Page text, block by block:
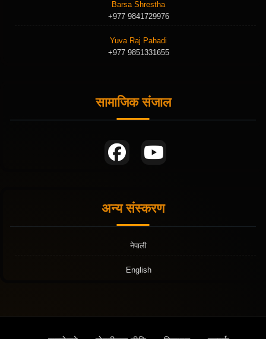
Barsa Shrestha
+977 9841729976
Yuva Raj Pahadi
+977 9851331655
सामाजिक संजाल
अन्य संस्करण
नेपाली
English